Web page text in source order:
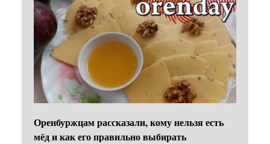
Оренбуржцам рассказали, кому нельзя есть
мёд и как его правильно выбирать